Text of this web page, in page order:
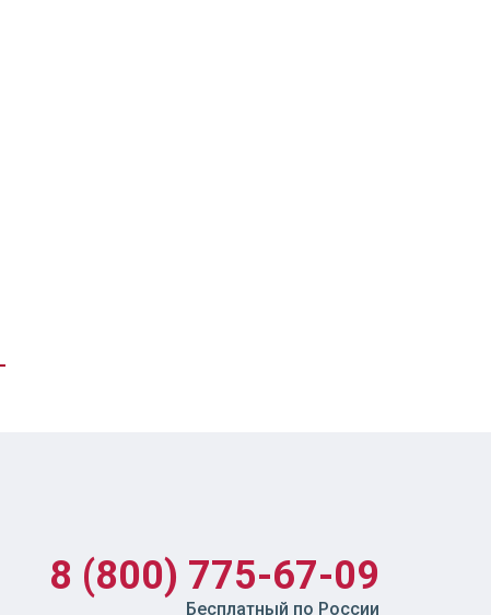
8 (800) 775-67-09
Бесплатный по России